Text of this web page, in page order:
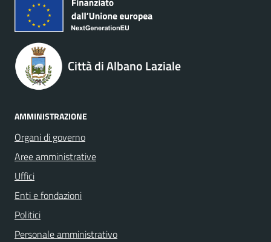
Città di Albano Laziale
AMMINISTRAZIONE
Organi di governo
Aree amministrative
Uffici
Enti e fondazioni
Politici
Personale amministrativo